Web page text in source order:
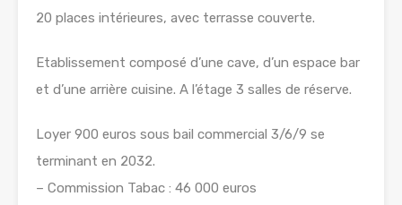
20 places intérieures, avec terrasse couverte.
Etablissement composé d’une cave, d’un espace bar
et d’une arrière cuisine. A l’étage 3 salles de réserve.
Loyer 900 euros sous bail commercial 3/6/9 se
terminant en 2032.
– Commission Tabac : 46 000 euros